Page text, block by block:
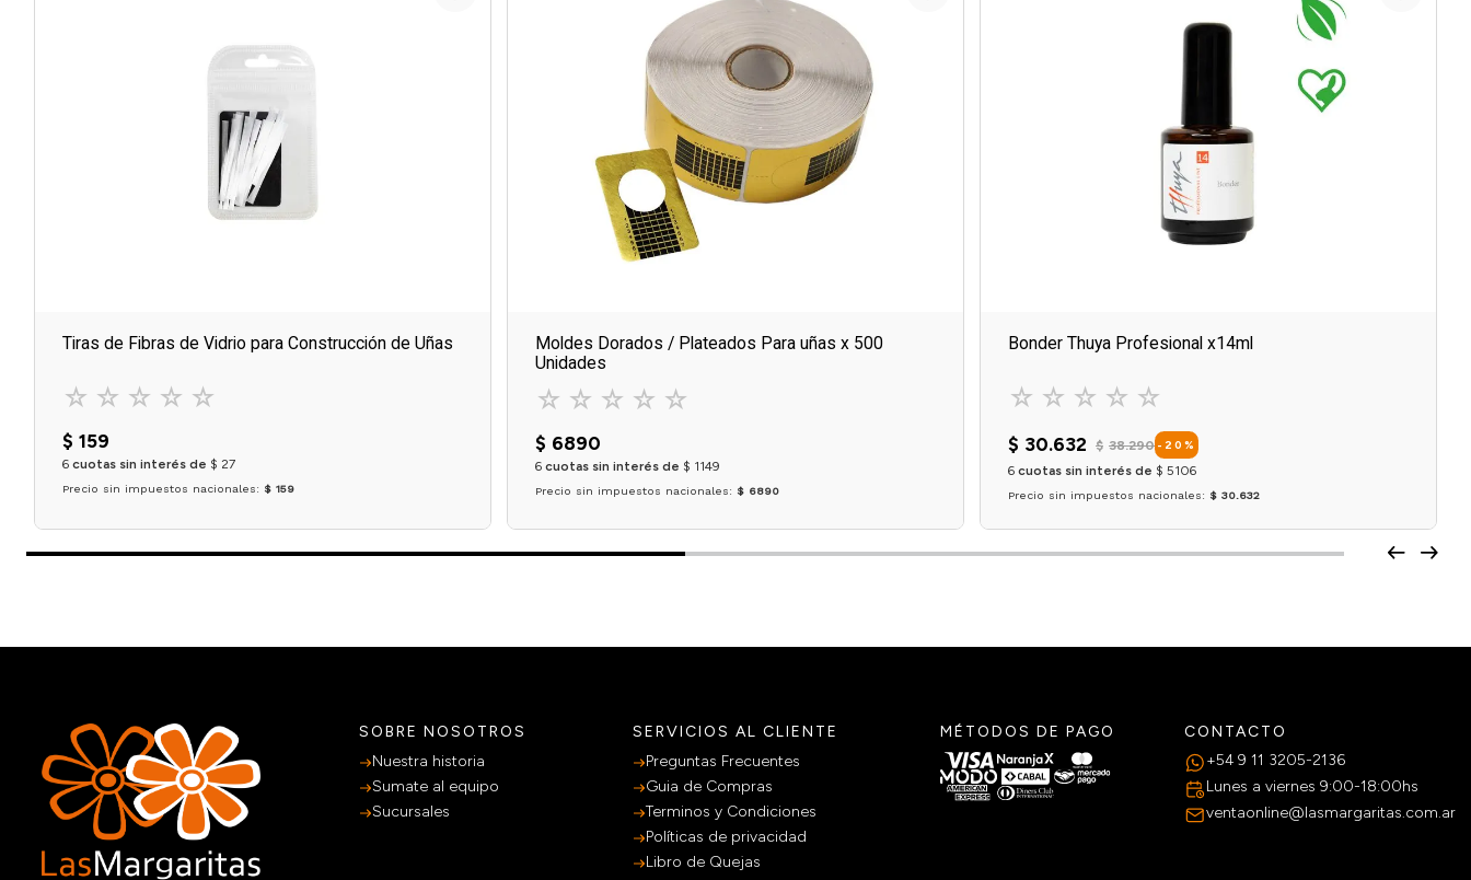
Tiras de Fibras de Vidrio para Construcción de Uñas
☆ ☆ ☆ ☆ ☆
$ 159
6 cuotas sin interés de $ 27
Precio sin impuestos nacionales: $ 159
Moldes Dorados / Plateados Para uñas x 500
Unidades
☆ ☆ ☆ ☆ ☆
$ 6890
6 cuotas sin interés de $ 1149
Precio sin impuestos nacionales: $ 6890
Bonder Thuya Profesional x14ml
☆ ☆ ☆ ☆ ☆
$ 30.632 $ 38.290 - 20 %
6 cuotas sin interés de $ 5106
Precio sin impuestos nacionales: $ 30.632
SOBRE NOSOTROS
Nuestra historia
Sumate al equipo
Sucursales
SERVICIOS AL CLIENTE
Preguntas Frecuentes
Guia de Compras
Terminos y Condiciones
Políticas de privacidad
Libro de Quejas
MÉTODOS DE PAGO
CONTACTO
+54 9 11 3205-2136
Lunes a viernes 9:00-18:00hs
ventaonline@lasmargaritas.com.ar